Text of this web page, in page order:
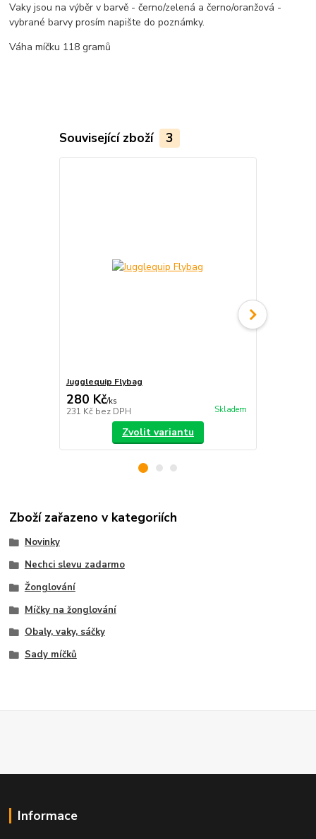
Vaky jsou na výběr v barvě - černo/zelená a černo/oranžová -
vybrané barvy prosím napište do poznámky.
Váha míčku 118 gramů
Související zboží 3
Jugglequip Flybag
280 Kč/ks
231 Kč bez DPH Skladem
Zvolit variantu
Zboží zařazeno v kategoriích
Novinky
Nechci slevu zadarmo
Žonglování
Míčky na žonglování
Obaly, vaky, sáčky
Sady míčků
Informace